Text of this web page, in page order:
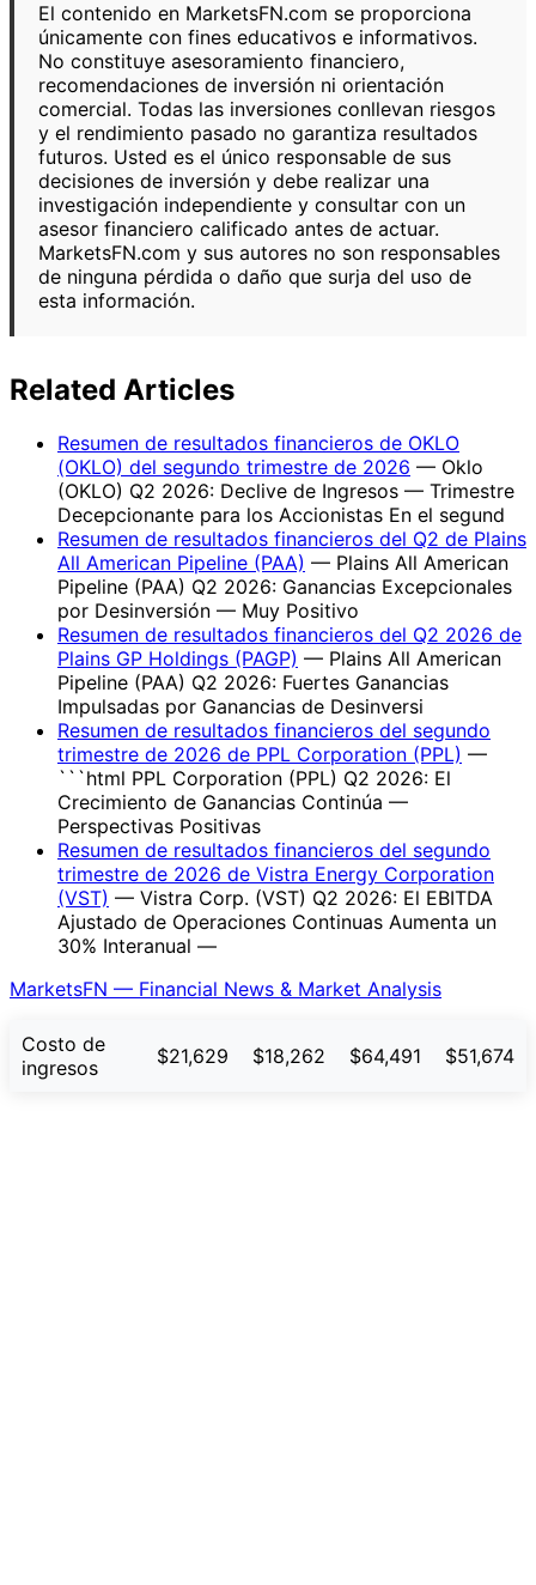
El contenido en MarketsFN.com se proporciona
únicamente con fines educativos e informativos.
No constituye asesoramiento financiero,
recomendaciones de inversión ni orientación
comercial. Todas las inversiones conllevan riesgos
y el rendimiento pasado no garantiza resultados
futuros. Usted es el único responsable de sus
decisiones de inversión y debe realizar una
investigación independiente y consultar con un
asesor financiero calificado antes de actuar.
MarketsFN.com y sus autores no son responsables
de ninguna pérdida o daño que surja del uso de
esta información.
Related Articles
Resumen de resultados financieros de OKLO
(OKLO) del segundo trimestre de 2026 — Oklo
(OKLO) Q2 2026: Declive de Ingresos — Trimestre
Decepcionante para los Accionistas En el segund
Resumen de resultados financieros del Q2 de Plains
All American Pipeline (PAA) — Plains All American
Pipeline (PAA) Q2 2026: Ganancias Excepcionales
por Desinversión — Muy Positivo
Resumen de resultados financieros del Q2 2026 de
Plains GP Holdings (PAGP) — Plains All American
Pipeline (PAA) Q2 2026: Fuertes Ganancias
Impulsadas por Ganancias de Desinversi
Resumen de resultados financieros del segundo
trimestre de 2026 de PPL Corporation (PPL) —
```html PPL Corporation (PPL) Q2 2026: El
Crecimiento de Ganancias Continúa —
Perspectivas Positivas
Resumen de resultados financieros del segundo
trimestre de 2026 de Vistra Energy Corporation
(VST) — Vistra Corp. (VST) Q2 2026: El EBITDA
Ajustado de Operaciones Continuas Aumenta un
30% Interanual —
MarketsFN — Financial News & Market Analysis
Costo de
ingresos
$21,629 $18,262 $64,491 $51,674